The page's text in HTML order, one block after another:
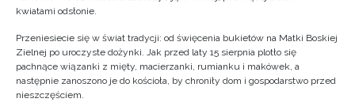
kwiatami odsłonie.
Przeniesiecie się w świat tradycji: od święcenia bukietów na Matki Boskiej
Zielnej po uroczyste dożynki. Jak przed laty 15 sierpnia plotło się
pachnące wiązanki z mięty, macierzanki, rumianku i makówek, a
następnie zanoszono je do kościoła, by chroniły dom i gospodarstwo przed
nieszczęściem.